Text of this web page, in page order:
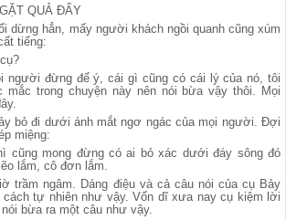
QUẢ ĐẤY
dừng hẳn, mấy người khách ngồi quanh cũng xúm
tiếng:
người đừng để ý, cái gì cũng có cái lý của nó, tôi
mắc trong chuyện này nên nói bừa vậy thôi. Mọi
bỏ đi dưới ánh mắt ngơ ngác của mọi người. Đợi
miệng:
cũng mong đừng có ai bỏ xác dưới đáy sông đó
lắm, cô đơn lắm.
trầm ngâm. Dáng điệu và cả câu nói của cụ Bảy
cách tự nhiên như vậy. Vốn dĩ xưa nay cụ kiệm lời
bừa ra một câu như vậy.